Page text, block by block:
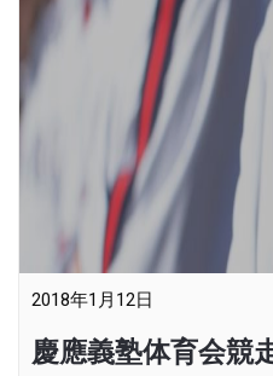
2018年1月12日
慶應義塾体育会競